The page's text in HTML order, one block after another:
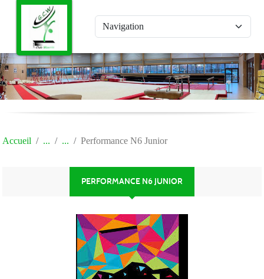
Accueil Performance N6 Junior
PERFORMANCE N6 JUNIOR
Panneau de gestion des cookies